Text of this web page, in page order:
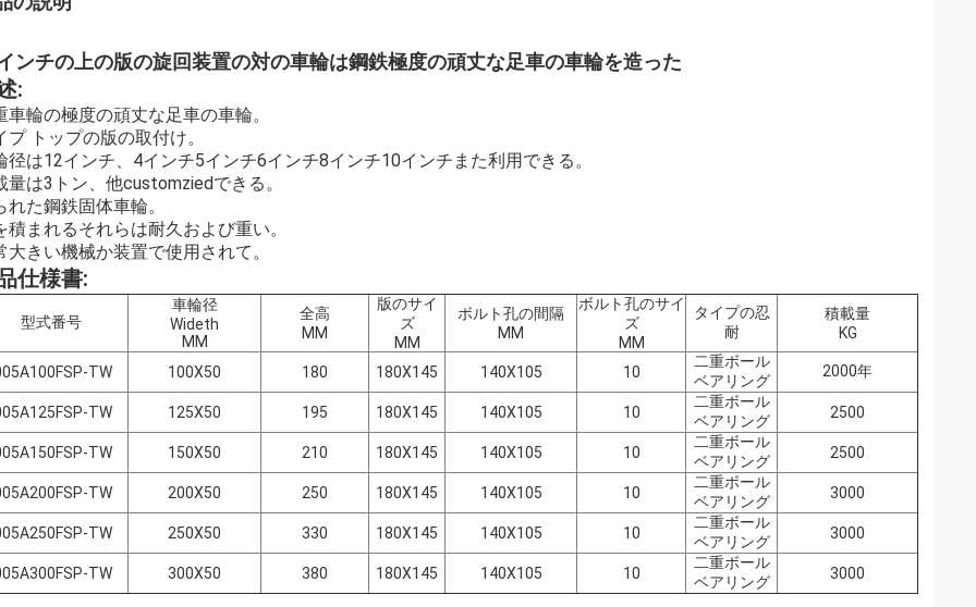
ンチの上の版の旋回装置の対の車輪は鋼鉄極度の頑丈な足車の車輪を造った
:
車輪の極度の頑丈な足車の車輪。
プ トップの版の取付け。
径は12インチ、4インチ5インチ6インチ8インチ10インチまた利用できる。
量は3トン、他customziedできる。
れた鋼鉄固体車輪。
積まれるそれらは耐久および重い。
大きい機械か装置で使用されて。
仕様書:
型式番号
車輪径
Wideth
MM
全高
MM
版のサイ
ズ
MM
ボルト孔の間隔
MM
ボルト孔のサイ
ズ
MM
タイプの忍
耐
積載量
KG
TW 100X50 180 180X145 140X105 10
二重ボール
ベアリング
2000年
TW 125X50 195 180X145 140X105 10
二重ボール
ベアリング
2500
TW 150X50 210 180X145 140X105 10
二重ボール
ベアリング
2500
TW 200X50 250 180X145 140X105 10
二重ボール
ベアリング
3000
TW 250X50 330 180X145 140X105 10
二重ボール
ベアリング
3000
TW 300X50 380 180X145 140X105 10
二重ボール
ベアリング
3000